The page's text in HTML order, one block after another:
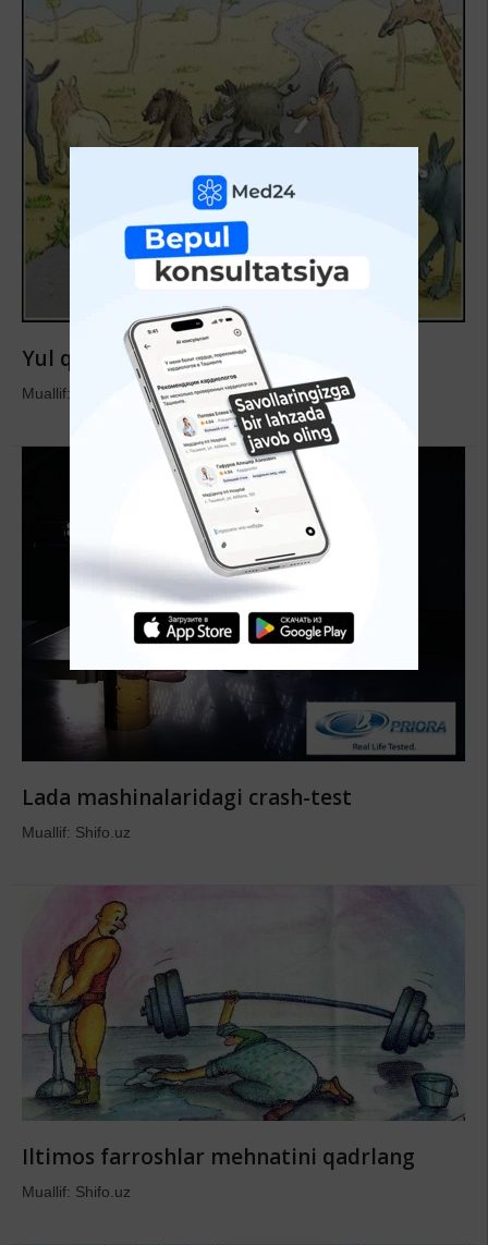
Yul qoidasi umr foidasi
Muallif: Shifo.uz
Lada mashinalaridagi crash-test
Muallif: Shifo.uz
Iltimos farroshlar mehnatini qadrlang
Muallif: Shifo.uz